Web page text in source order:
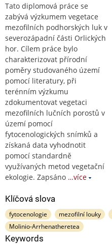
Tato diplomová práce se
zabývá výzkumem vegetace
mezofilních podhorských luk v
severozápadní části Orlických
hor. Cílem práce bylo
charakterizovat přírodní
poměry studovaného území
pomocí literatury, při
terénním výzkumu
zdokumentovat vegetaci
mezofilních lučních porostů v
území pomocí
fytocenologických snímků a
získaná data vyhodnotit
pomocí standardně
využívaných metod vegetační
ekologie. Zapsáno …více
Klíčová slova
fytocenologie mezofilní louky
Molinio-Arrhenatheretea
Keywords